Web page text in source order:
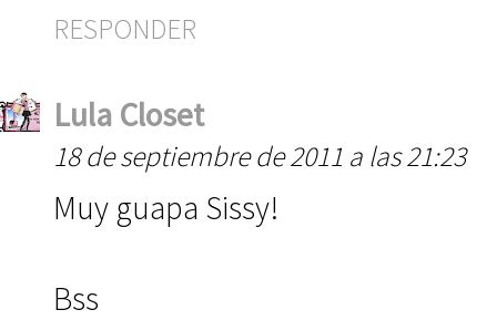
RESPONDER
Lula Closet
18 de septiembre de 2011 a las 21:23
Muy guapa Sissy!
Bss